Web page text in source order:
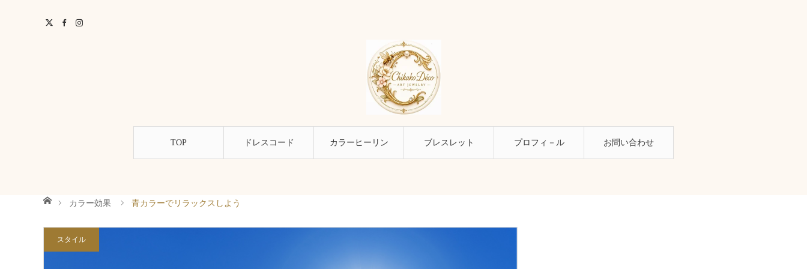
TOP ドレスコード カラーヒーリン ブレスレット プロフィ－ル お問い合わせ
ホームカラー効果 青カラーでリラックスしよう
スタイル